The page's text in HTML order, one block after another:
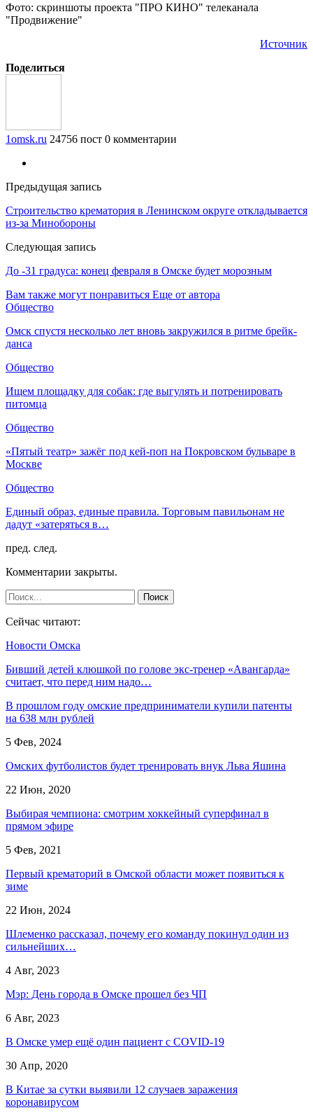
Фото: скриншоты проекта "ПРО КИНО" телеканала
"Продвижение"
Источник
Поделиться
1omsk.ru 24756 пост 0 комментарии
Предыдущая запись
Строительство крематория в Ленинском округе откладывается
из-за Минобороны
Следующая запись
До -31 градуса: конец февраля в Омске будет морозным
Вам также могут понравиться Еще от автора
Общество
Омск спустя несколько лет вновь закружился в ритме брейк-
данса
Общество
Ищем площадку для собак: где выгулять и потренировать
питомца
Общество
«Пятый театр» зажёг под кей-поп на Покровском бульваре в
Москве
Общество
Единый образ, единые правила. Торговым павильонам не
дадут «затеряться в…
пред. след.
Комментарии закрыты.
Сейчас читают:
Новости Омска
Бивший детей клюшкой по голове экс-тренер «Авангарда»
считает, что перед ним надо…
В прошлом году омские предприниматели купили патенты
на 638 млн рублей
5 Фев, 2024
Омских футболистов будет тренировать внук Льва Яшина
22 Июн, 2020
Выбирая чемпиона: смотрим хоккейный суперфинал в
прямом эфире
5 Фев, 2021
Первый крематорий в Омской области может появиться к
зиме
22 Июн, 2024
Шлеменко рассказал, почему его команду покинул один из
сильнейших…
4 Авг, 2023
Мэр: День города в Омске прошел без ЧП
6 Авг, 2023
В Омске умер ещё один пациент с COVID-19
30 Апр, 2020
В Китае за сутки выявили 12 случаев заражения
коронавирусом